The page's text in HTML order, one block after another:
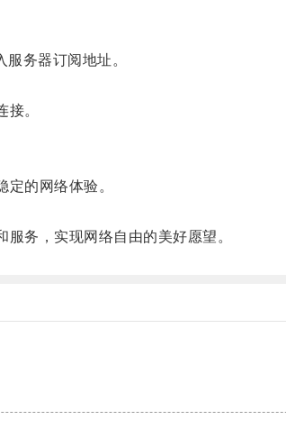
务器订阅地址。
。
的网络体验。
务，实现网络自由的美好愿望。